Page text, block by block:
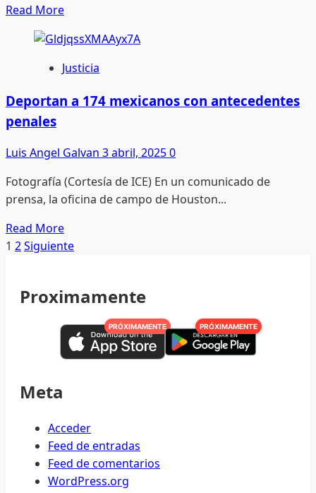
Read MoreRead
about
Elección
Poder
desastre
Vivanco
Justicia
Deportan a 174 mexicanos con antecedentes
penales
Luis Angel Galvan 3 abril, 20250
Fotografía (Cortesía de ICE) En un comunicado de
prensa, la oficina de campo de Houston...
Read MoreRead
more
a
mexicanos
con
Paginación
entradas
1 2Siguiente
Proximamente
PRÓXIMAMENTE PRÓXIMAMENTE
Meta
Acceder
Feed de entradas
Feed de comentarios
WordPress.org